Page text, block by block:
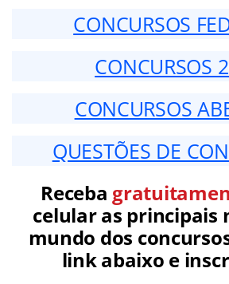
CONCURSOS
CONCURSOS
CONCURSOS
QUESTÕES DE
Receba
celular as principais
mundo dos
link abaixo e